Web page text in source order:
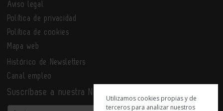
Aviso legal
Política de privacidad
Política de cookies
Mapa web
Histórico de Newsletters
Canal empleo
Suscríbase a nuestra Newsletter
Utilizamos cookies propias y de
terceros para analizar nuestros